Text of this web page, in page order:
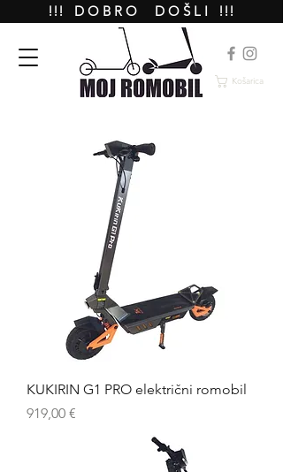
!!! D O B R O D O Š L I !!!
Košarica
KUKIRIN G1 PRO električni romobil
Cijena
919,00 €